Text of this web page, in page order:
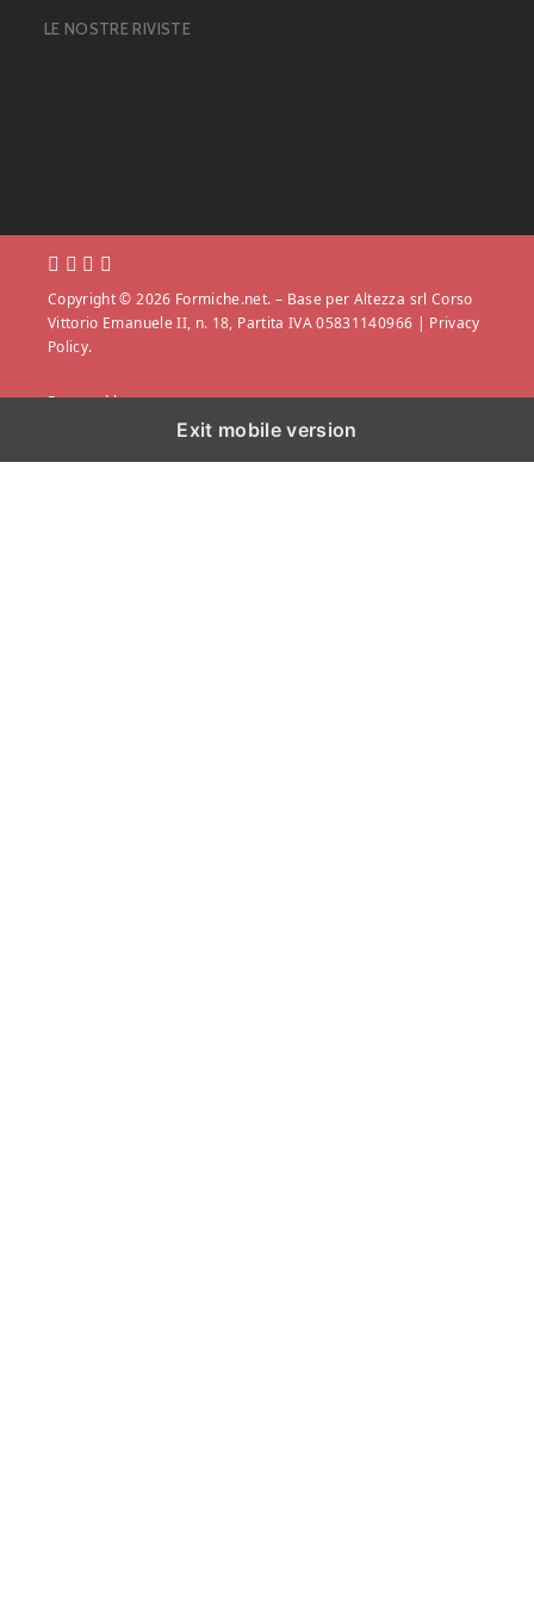
LE NOSTRE RIVISTE
Copyright © 2026 Formiche.net. – Base per Altezza srl Corso
Vittorio Emanuele II, n. 18, Partita IVA 05831140966 | Privacy
Policy.
Powered by
Exit mobile version